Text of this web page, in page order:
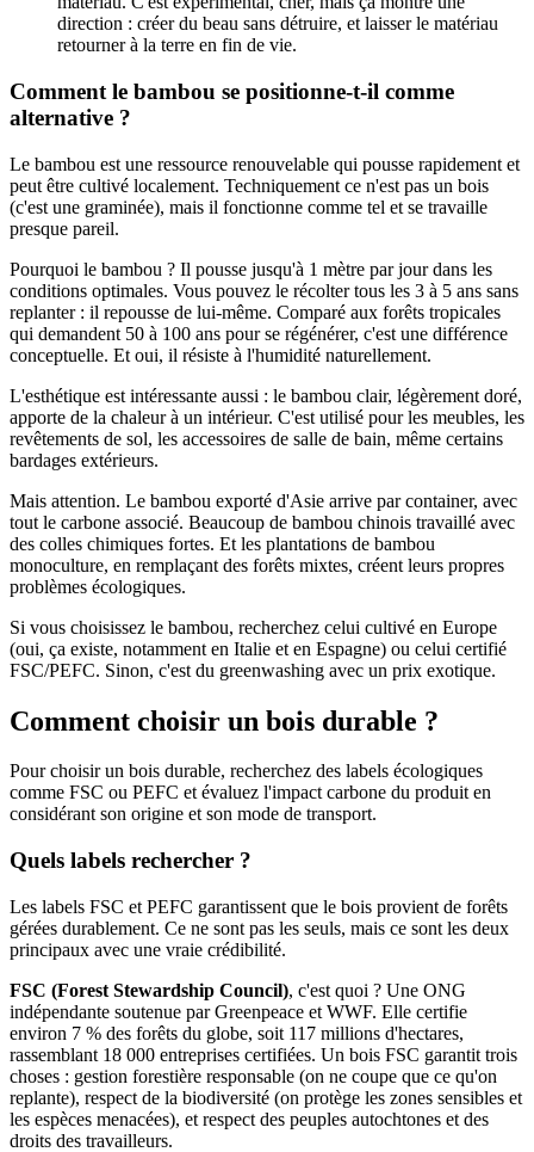
direction : créer du beau sans détruire, et laisser le matériau
retourner à la terre en fin de vie.
Comment le bambou se positionne-t-il comme
alternative ?
Le bambou est une ressource renouvelable qui pousse rapidement et
peut être cultivé localement. Techniquement ce n'est pas un bois
(c'est une graminée), mais il fonctionne comme tel et se travaille
presque pareil.
Pourquoi le bambou ? Il pousse jusqu'à 1 mètre par jour dans les
conditions optimales. Vous pouvez le récolter tous les 3 à 5 ans sans
replanter : il repousse de lui-même. Comparé aux forêts tropicales
qui demandent 50 à 100 ans pour se régénérer, c'est une différence
conceptuelle. Et oui, il résiste à l'humidité naturellement.
L'esthétique est intéressante aussi : le bambou clair, légèrement doré,
apporte de la chaleur à un intérieur. C'est utilisé pour les meubles, les
revêtements de sol, les accessoires de salle de bain, même certains
bardages extérieurs.
Mais attention. Le bambou exporté d'Asie arrive par container, avec
tout le carbone associé. Beaucoup de bambou chinois travaillé avec
des colles chimiques fortes. Et les plantations de bambou
monoculture, en remplaçant des forêts mixtes, créent leurs propres
problèmes écologiques.
Si vous choisissez le bambou, recherchez celui cultivé en Europe
(oui, ça existe, notamment en Italie et en Espagne) ou celui certifié
FSC/PEFC. Sinon, c'est du greenwashing avec un prix exotique.
Comment choisir un bois durable ?
Pour choisir un bois durable, recherchez des labels écologiques
comme FSC ou PEFC et évaluez l'impact carbone du produit en
considérant son origine et son mode de transport.
Quels labels rechercher ?
Les labels FSC et PEFC garantissent que le bois provient de forêts
gérées durablement. Ce ne sont pas les seuls, mais ce sont les deux
principaux avec une vraie crédibilité.
FSC (Forest Stewardship Council), c'est quoi ? Une ONG
indépendante soutenue par Greenpeace et WWF. Elle certifie
environ 7 % des forêts du globe, soit 117 millions d'hectares,
rassemblant 18 000 entreprises certifiées. Un bois FSC garantit trois
choses : gestion forestière responsable (on ne coupe que ce qu'on
replante), respect de la biodiversité (on protège les zones sensibles et
les espèces menacées), et respect des peuples autochtones et des
droits des travailleurs.